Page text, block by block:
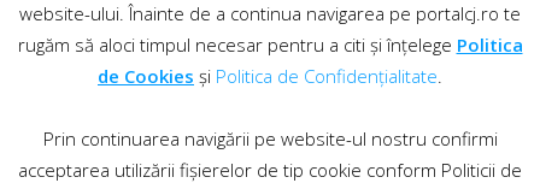
website-ului. Înainte de a continua navigarea pe portalcj.ro te
rugăm să aloci timpul necesar pentru a citi și înțelege Politica
de Cookies și Politica de Confidențialitate.
Prin continuarea navigării pe website-ul nostru confirmi
acceptarea utilizării fișierelor de tip cookie conform Politicii de